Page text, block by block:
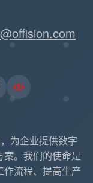
为企业提供数字
。我们的使命是
流程、提高生产